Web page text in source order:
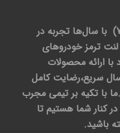
(لنت 733) با سال‌ها تجربه در
ترمز خودروهای
ارائه محصولات
سریع،رضایت کامل
با تکیه بر تیمی مجرب
کنار شما هستیم تا
باشید.